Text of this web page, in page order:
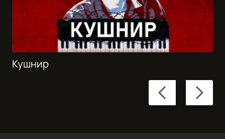
Previous
slide
Next
slide
Кушнир